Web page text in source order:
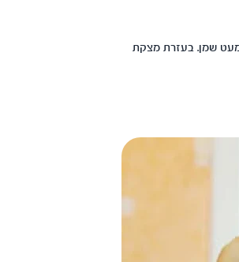
שמן. בעזרת מצקת